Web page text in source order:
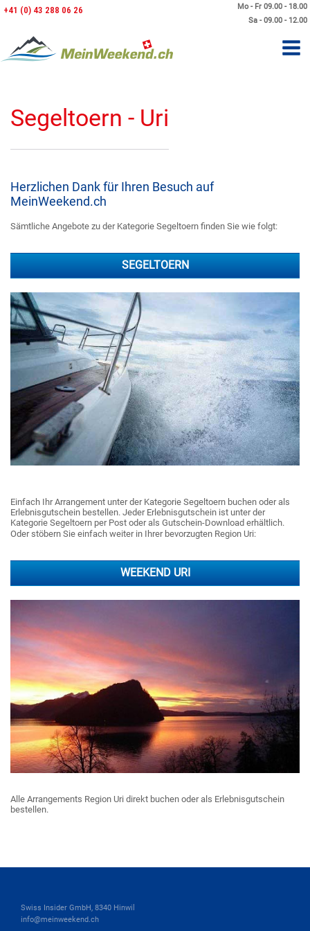
Mo - Fr 09.00 - 18.00
Sa - 09.00 - 12.00
+41 (0) 43 288 06 26
Segeltoern - Uri
Herzlichen Dank für Ihren Besuch auf
MeinWeekend.ch
Sämtliche Angebote zu der Kategorie Segeltoern finden Sie wie folgt:
SEGELTOERN
Einfach Ihr Arrangement unter der Kategorie Segeltoern buchen oder als
Erlebnisgutschein bestellen. Jeder Erlebnisgutschein ist unter der
Kategorie Segeltoern per Post oder als Gutschein-Download erhältlich.
Oder stöbern Sie einfach weiter in Ihrer bevorzugten Region Uri:
WEEKEND URI
Alle Arrangements Region Uri direkt buchen oder als Erlebnisgutschein
bestellen.
Swiss Insider GmbH, 8340 Hinwil
info@meinweekend.ch